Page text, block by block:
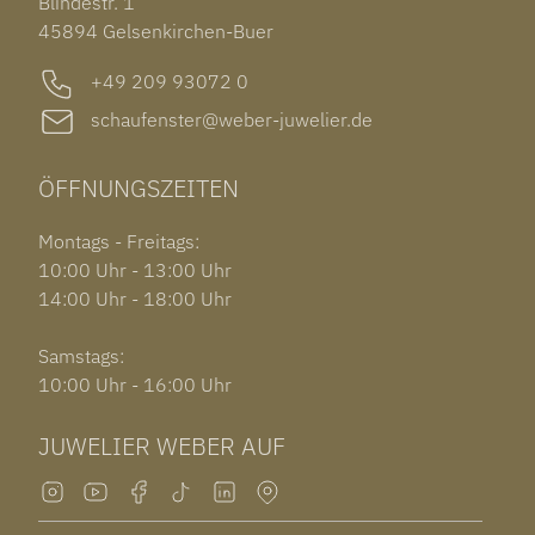
GARMIN VENU 3S
45894 Gelsenkirchen-Buer
+49 209 93072 0
schaufenster@weber-juwelier.de
ÖFFNUNGSZEITEN
Montags - Freitags:
10:00 Uhr - 13:00 Uhr
14:00 Uhr - 18:00 Uhr
Samstags:
10:00 Uhr - 16:00 Uhr
JUWELIER WEBER AUF